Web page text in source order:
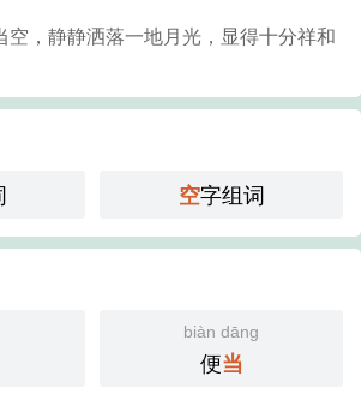
空，静静洒落一地月光，显得十分祥和
空字组词
biàn dāng
便当